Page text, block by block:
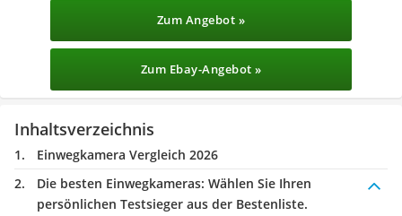
Zum Angebot »
Zum Ebay-Angebot »
Inhaltsverzeichnis
Einwegkamera Vergleich 2026
Die besten Einwegkameras: Wählen Sie Ihren
persönlichen Testsieger aus der Bestenliste.